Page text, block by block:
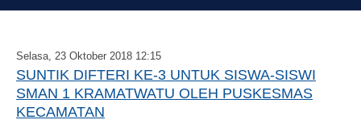
Selasa, 23 Oktober 2018 12:15
SUNTIK DIFTERI KE-3 UNTUK SISWA-SISWI
SMAN 1 KRAMATWATU OLEH PUSKESMAS
KECAMATAN